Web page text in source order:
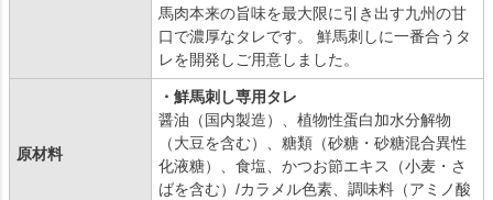
馬肉本来の旨味を最大限に引き出す九州の甘
口で濃厚なタレです。 鮮馬刺しに一番合うタ
レを開発しご用意しました。
原材料
・鮮馬刺し専用タレ
醤油（国内製造）、植物性蛋白加水分解物
（大豆を含む）、糖類（砂糖・砂糖混合異性
化液糖）、食塩、かつお節エキス（小麦・さ
ばを含む）/カラメル色素、調味料（アミノ酸